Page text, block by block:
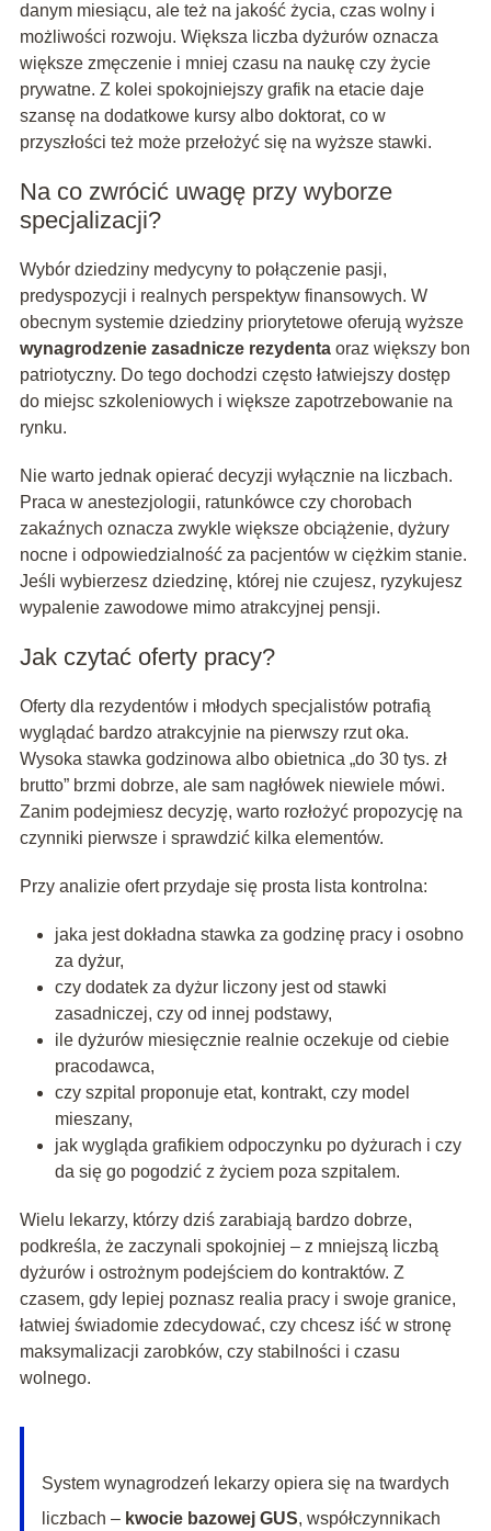
danym miesiącu, ale też na jakość życia, czas wolny i
możliwości rozwoju. Większa liczba dyżurów oznacza
większe zmęczenie i mniej czasu na naukę czy życie
prywatne. Z kolei spokojniejszy grafik na etacie daje
szansę na dodatkowe kursy albo doktorat, co w
przyszłości też może przełożyć się na wyższe stawki.
Na co zwrócić uwagę przy wyborze
specjalizacji?
Wybór dziedziny medycyny to połączenie pasji,
predyspozycji i realnych perspektyw finansowych. W
obecnym systemie dziedziny priorytetowe oferują wyższe
wynagrodzenie zasadnicze rezydentaoraz większy bon
patriotyczny. Do tego dochodzi często łatwiejszy dostęp
do miejsc szkoleniowych i większe zapotrzebowanie na
rynku.
Nie warto jednak opierać decyzji wyłącznie na liczbach.
Praca w anestezjologii, ratunkówce czy chorobach
zakaźnych oznacza zwykle większe obciążenie, dyżury
nocne i odpowiedzialność za pacjentów w ciężkim stanie.
Jeśli wybierzesz dziedzinę, której nie czujesz, ryzykujesz
wypalenie zawodowe mimo atrakcyjnej pensji.
Jak czytać oferty pracy?
Oferty dla rezydentów i młodych specjalistów potrafią
wyglądać bardzo atrakcyjnie na pierwszy rzut oka.
Wysoka stawka godzinowa albo obietnica „do 30 tys. zł
brutto” brzmi dobrze, ale sam nagłówek niewiele mówi.
Zanim podejmiesz decyzję, warto rozłożyć propozycję na
czynniki pierwsze i sprawdzić kilka elementów.
Przy analizie ofert przydaje się prosta lista kontrolna:
jaka jest dokładna stawka za godzinę pracy i osobno
za dyżur,
czy dodatek za dyżur liczony jest od stawki
zasadniczej, czy od innej podstawy,
ile dyżurów miesięcznie realnie oczekuje od ciebie
pracodawca,
czy szpital proponuje etat, kontrakt, czy model
mieszany,
jak wygląda grafikiem odpoczynku po dyżurach i czy
da się go pogodzić z życiem poza szpitalem.
Wielu lekarzy, którzy dziś zarabiają bardzo dobrze,
podkreśla, że zaczynali spokojniej – z mniejszą liczbą
dyżurów i ostrożnym podejściem do kontraktów. Z
czasem, gdy lepiej poznasz realia pracy i swoje granice,
łatwiej świadomie zdecydować, czy chcesz iść w stronę
maksymalizacji zarobków, czy stabilności i czasu
wolnego.
System wynagrodzeń lekarzy opiera się na twardych
liczbach – kwocie bazowej GUS, współczynnikach